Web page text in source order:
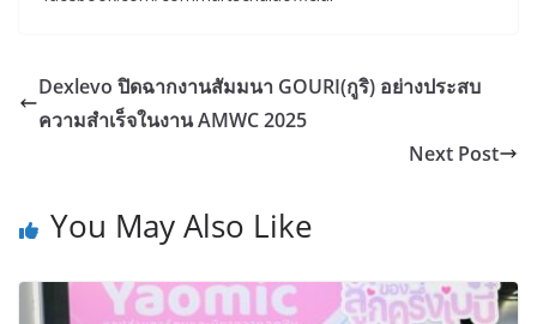
Dexlevo ปิดฉากงานสัมมนา GOURI(กูริ) อย่างประสบ
ความสำเร็จในงาน AMWC 2025
Next Post
You May Also Like